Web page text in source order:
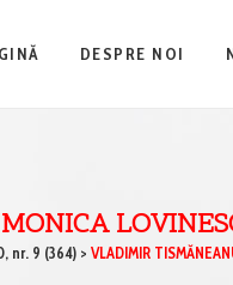
DESPRE NOI
nr. 9 (364) > VLADIMIR